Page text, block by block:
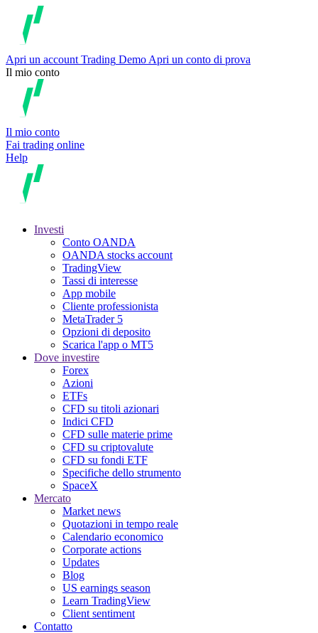
Apri un account Trading Demo Apri un conto di prova
Il mio conto
Il mio conto
Fai trading online
Help
Investi
Conto OANDA
OANDA stocks account
TradingView
Tassi di interesse
App mobile
Cliente professionista
MetaTrader 5
Opzioni di deposito
Scarica l'app o MT5
Dove investire
Forex
Azioni
ETFs
CFD su titoli azionari
Indici CFD
CFD sulle materie prime
CFD su criptovalute
CFD su fondi ETF
Specifiche dello strumento
SpaceX
Mercato
Market news
Quotazioni in tempo reale
Calendario economico
Corporate actions
Updates
Blog
US earnings season
Learn TradingView
Client sentiment
Contatto